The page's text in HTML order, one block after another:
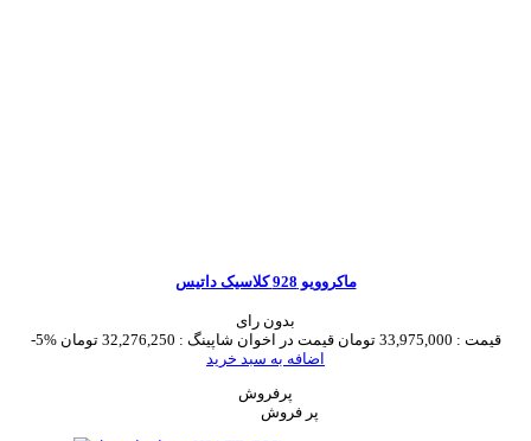
ماکروویو 928 کلاسیک داتیس
بدون رای
-5%
قیمت : 33,975,000 تومان قیمت در اخوان شاپینگ : 32,276,250 تومان
اضافه به سبد خرید
پرفروش